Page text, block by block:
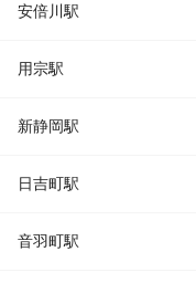
安倍川駅
用宗駅
新静岡駅
日吉町駅
音羽町駅